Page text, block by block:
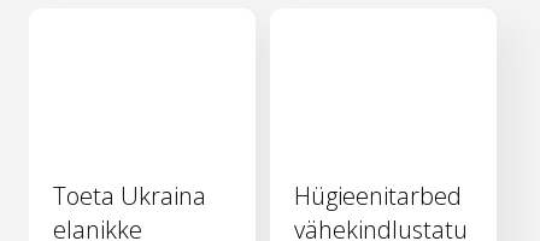
Toeta Ukraina
elanikke
Hügieenitarbed
vähekindlustatu